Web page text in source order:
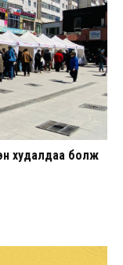
худалдаа болж